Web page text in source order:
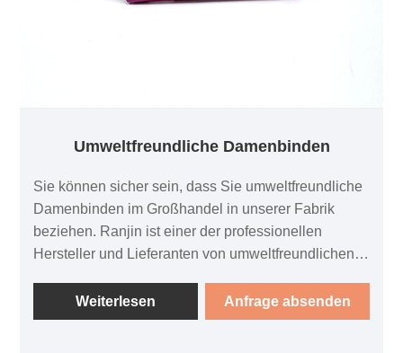
Umweltfreundliche Damenbinden
Sie können sicher sein, dass Sie umweltfreundliche
Damenbinden im Großhandel in unserer Fabrik
beziehen. Ranjin ist einer der professionellen
Hersteller und Lieferanten von umweltfreundlichen
hochwertige Produkte liefern. Willkommen beim
Kauf von Produkten in unserer Fabrik. Unsere
Weiterlesen Anfrage absenden